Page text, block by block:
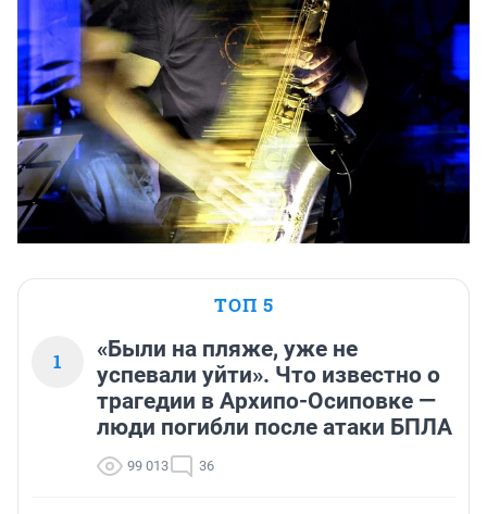
ТОП 5
1
«Были на пляже, уже не
успевали уйти». Что известно о
трагедии в Архипо-Осиповке —
люди погибли после атаки БПЛА
99 013 36